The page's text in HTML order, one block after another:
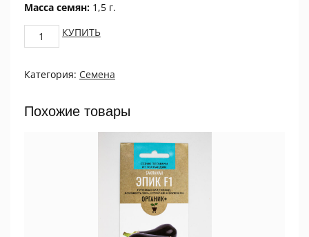
Масса семян: 1,5 г.
Тыква
Землячка
КУПИТЬ
Категория: Семена
Похожие товары